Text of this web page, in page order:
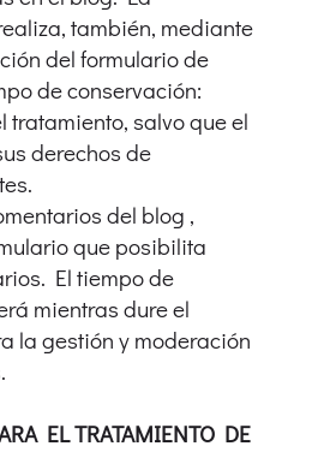
también, mediante
del formulario de
de conservación:
tratamiento, salvo que el
derechos de
del blog ,
que posibilita
El tiempo de
mientras dure el
la gestión y moderación
EL TRATAMIENTO DE